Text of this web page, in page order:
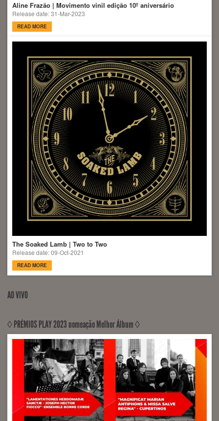
Aline Frazão | Movimento vinil edição 10º aniversário
Release date: 31-Mar-2023
READ MORE
The Soaked Lamb | Two to Two
Release date: 09-Oct-2021
READ MORE
AO VIVO
◊ PRÉMIOS PLAY 2023 nomeação Melhor Álbum ◊